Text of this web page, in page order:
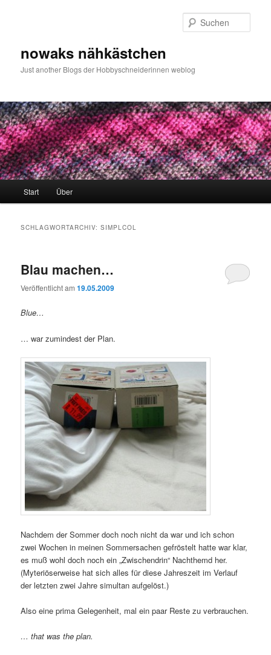
nowaks nähkästchen
Just another Blogs der Hobbyschneiderinnen weblog
Start Über
SCHLAGWORTARCHIV:SIMPLCOL
Blau machen…
Veröffentlicht am19.05.2009
Blue…
… war zumindest der Plan.
Nachdem der Sommer doch noch nicht da war und ich schon
zwei Wochen in meinen Sommersachen gefröstelt hatte war klar,
es muß wohl doch noch ein „Zwischendrin“ Nachthemd her.
(Myteriöserweise hat sich alles für diese Jahreszeit im Verlauf
der letzten zwei Jahre simultan aufgelöst.)
Also eine prima Gelegenheit, mal ein paar Reste zu verbrauchen.
… that was the plan.